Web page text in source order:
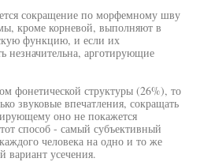
сокращение по морфемному шву
кроме корневой, выполняют в
функцию, и если их
незначительна, арготирующие
фонетической структуры (26%), то
звуковые впечатления, сокращать
оно не покажется
способ - самый субъективный
человека на одно и то же
вариант усечения.